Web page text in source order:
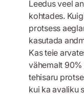
Leedus veel
kohtades.
protsess
kasutada
Kas teie
vähemalt
tehisaru
kui ka avaliku